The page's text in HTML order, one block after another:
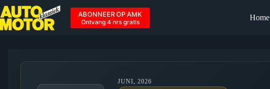
Ga
naar
de
inhoud
ABONNEER OP AMK
Ontvang 4 nrs gratis Home
JUNI, 2026